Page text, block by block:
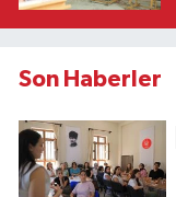
Son Haberler